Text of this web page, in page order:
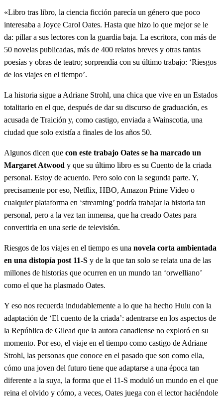
«Libro tras libro, la ciencia ficción parecía un género que poco
interesaba a Joyce Carol Oates. Hasta que hizo lo que mejor se le
da: pillar a sus lectores con la guardia baja. La escritora, con más de
50 novelas publicadas, más de 400 relatos breves y otras tantas
poesías y obras de teatro; sorprendía con su último trabajo: ‘Riesgos
de los viajes en el tiempo’.
La historia sigue a Adriane Strohl, una chica que vive en un Estados
totalitario en el que, después de dar su discurso de graduación, es
acusada de Traición y, como castigo, enviada a Wainscotia, una
ciudad que solo existía a finales de los años 50.
Algunos dicen que con este trabajo Oates se ha marcado un
Margaret Atwood y que su último libro es su Cuento de la criada
personal. Estoy de acuerdo. Pero solo con la segunda parte. Y,
precisamente por eso, Netflix, HBO, Amazon Prime Video o
cualquier plataforma en ‘streaming’ podría trabajar la historia tan
personal, pero a la vez tan inmensa, que ha creado Oates para
convertirla en una serie de televisión.
Riesgos de los viajes en el tiempo es una novela corta ambientada
en una distopía post 11-S y de la que tan solo se relata una de las
millones de historias que ocurren en un mundo tan ‘orwelliano’
como el que ha plasmado Oates.
Y eso nos recuerda indudablemente a lo que ha hecho Hulu con la
adaptación de ‘El cuento de la criada’: adentrarse en los aspectos de
la República de Gilead que la autora canadiense no exploró en su
momento. Por eso, el viaje en el tiempo como castigo de Adriane
Strohl, las personas que conoce en el pasado que son como ella,
cómo una joven del futuro tiene que adaptarse a una época tan
diferente a la suya, la forma que el 11-S moduló un mundo en el que
reina el olvido y cómo, a veces, Oates juega con el lector haciéndole